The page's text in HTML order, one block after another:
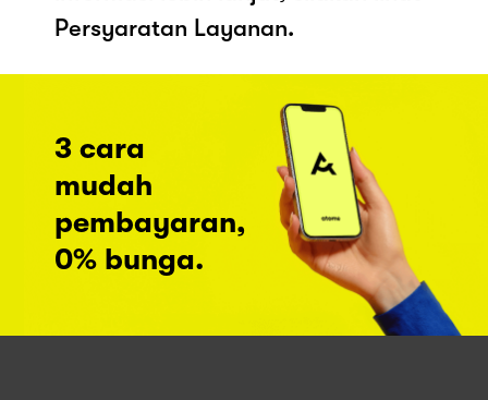
Persyaratan Layanan.
3 cara
mudah
pembayaran,
0% bunga.